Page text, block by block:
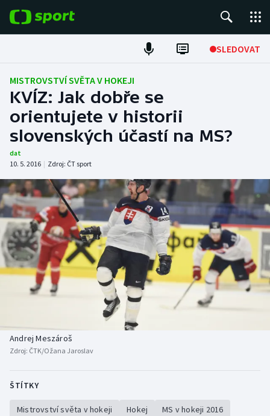
SLEDOVAT
Fotbal
Hokej
Tenis
Atletika
Cyklistika
DALŠÍ SPORTY
Americký fotbal
Baseball a softbal
Biatlon
NEPŘEHLÉDNĚTE
Soutěže
Aplikace ČT sport
MISTROVSTVÍ SVĚTA V HOKEJI
KVÍZ: Jak dobře se
orientujete v historii
slovenských účastí na MS?
dat
10. 5. 2016 | Zdroj: ČT sport
Andrej Meszároš
Zdroj: ČTK/Ožana Jaroslav
ŠTÍTKY
Mistrovství světa v hokeji Hokej MS v hokeji 2016